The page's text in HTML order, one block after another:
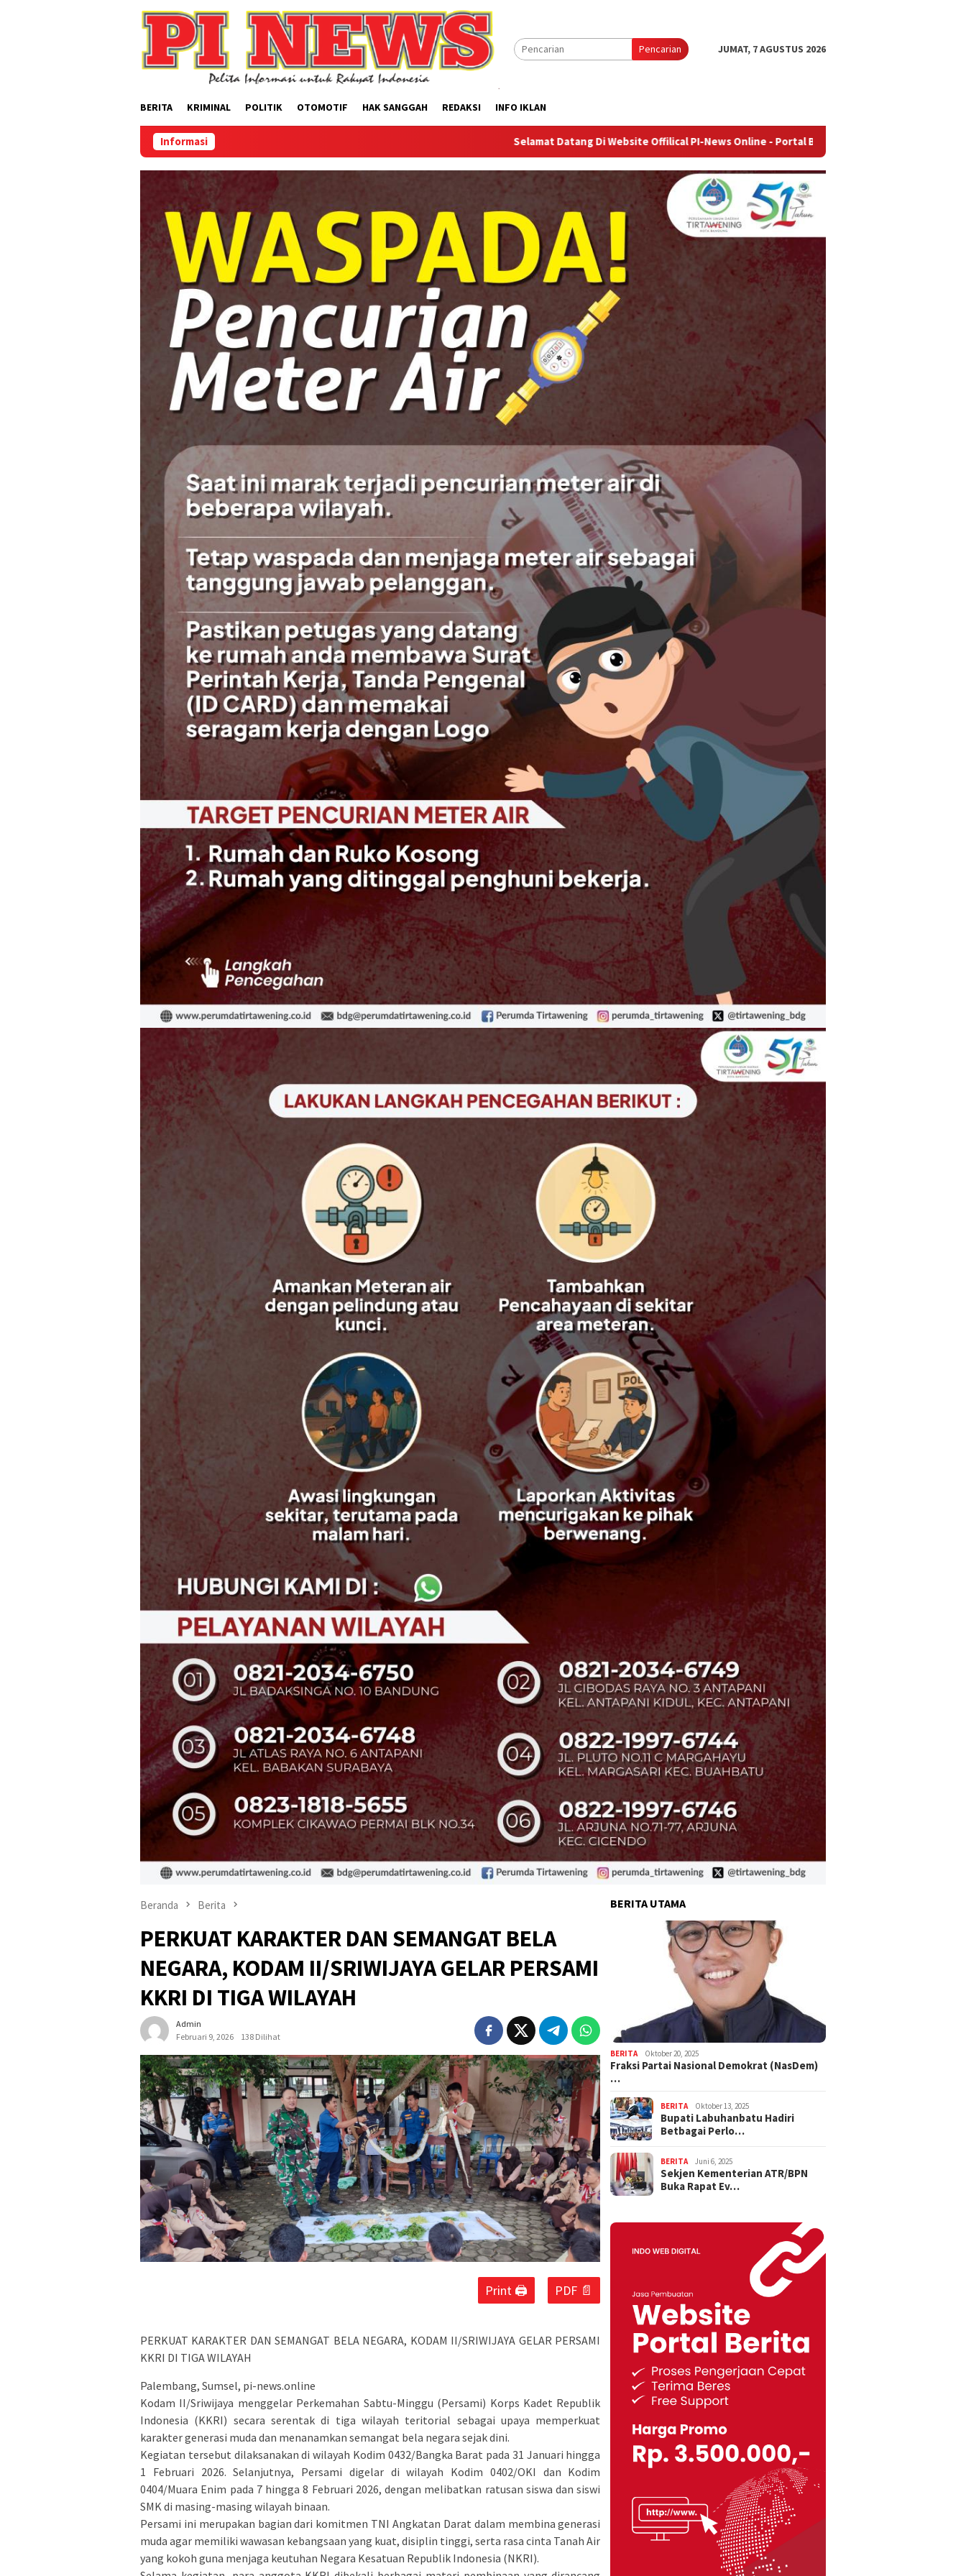
Pencarian
JUMAT, 7 AGUSTUS 2026
BERITA KRIMINAL POLITIK OTOMOTIF HAK SANGGAH REDAKSI INFO IKLAN
Informasi Selamat Datang Di Website Offilical PI-News Online - Portal Berita Terupdate & Terpercaya
Beranda Berita
PERKUAT KARAKTER DAN SEMANGAT BELA
NEGARA, KODAM II/SRIWIJAYA GELAR PERSAMI
KKRI DI TIGA WILAYAH
Admin
Februari 9, 2026
138 Dilihat
Print 🖨 PDF 📄
PERKUAT KARAKTER DAN SEMANGAT BELA NEGARA, KODAM II/SRIWIJAYA GELAR PERSAMI
KKRI DI TIGA WILAYAH
Palembang, Sumsel, pi-news.online
Kodam II/Sriwijaya menggelar Perkemahan Sabtu-Minggu (Persami) Korps Kadet Republik
Indonesia (KKRI) secara serentak di tiga wilayah teritorial sebagai upaya memperkuat
karakter generasi muda dan menanamkan semangat bela negara sejak dini.
Kegiatan tersebut dilaksanakan di wilayah Kodim 0432/Bangka Barat pada 31 Januari hingga
1 Februari 2026. Selanjutnya, Persami digelar di wilayah Kodim 0402/OKI dan Kodim
0404/Muara Enim pada 7 hingga 8 Februari 2026, dengan melibatkan ratusan siswa dan siswi
SMK di masing-masing wilayah binaan.
Persami ini merupakan bagian dari komitmen TNI Angkatan Darat dalam membina generasi
muda agar memiliki wawasan kebangsaan yang kuat, disiplin tinggi, serta rasa cinta Tanah Air
yang kokoh guna menjaga keutuhan Negara Kesatuan Republik Indonesia (NKRI).
BERITA UTAMA
BERITA Oktober 20, 2025
Fraksi Partai Nasional Demokrat (NasDem)
…
BERITA Oktober 13, 2025
Bupati Labuhanbatu Hadiri
Betbagai Perlo…
BERITA Juni 6, 2025
Sekjen Kementerian ATR/BPN
Buka Rapat Ev…